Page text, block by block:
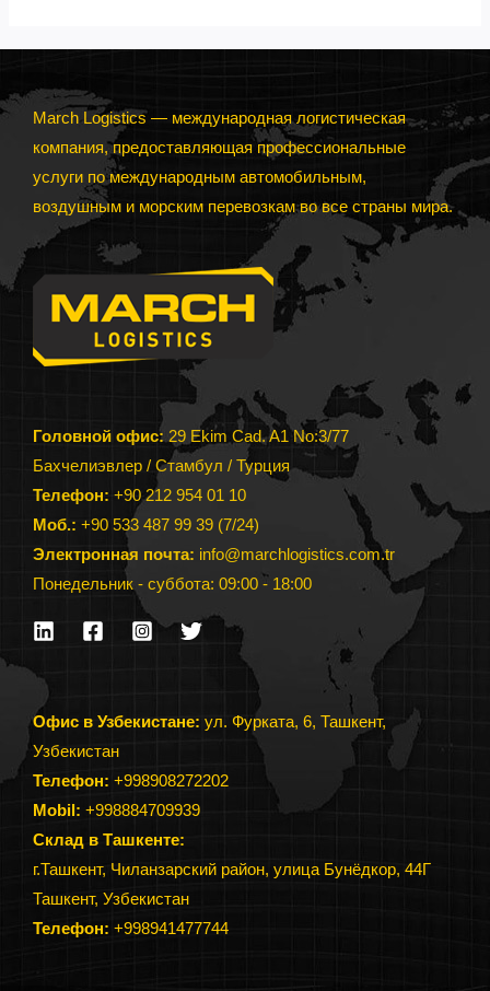
March Logistics — международная логистическая
компания, предоставляющая профессиональные
услуги по международным автомобильным,
воздушным и морским перевозкам во все страны мира.
Головной офис: 29 Ekim Cad. A1 No:3/77
Бахчелиэвлер / Стамбул / Турция
Телефон: +90 212 954 01 10
Моб.: +90 533 487 99 39 (7/24)
Электронная почта: info@marchlogistics.com.tr
Понедельник - суббота: 09:00 - 18:00
Офис в Узбекистане: ул. Фурката, 6, Ташкент,
Узбекистан
Телефон: +998908272202
Mobil: +998884709939
Склад в Ташкенте:
г.Ташкент, Чиланзарский район, улица Бунёдкор, 44Г
Ташкент, Узбекистан
Телефон: +998941477744